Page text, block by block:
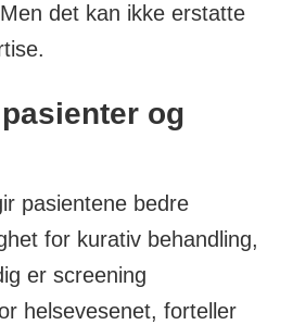
det kan ikke erstatte
og
pasientene bedre
for kurativ behandling,
er screening
helsevesenet, forteller